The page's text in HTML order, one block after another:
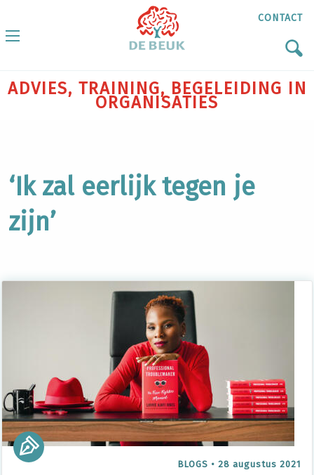
CONTACT
ADVIES, TRAINING, BEGELEIDING IN
ORGANISATIES
‘Ik zal eerlijk tegen je
zijn’
BLOGS • 28 augustus 2021